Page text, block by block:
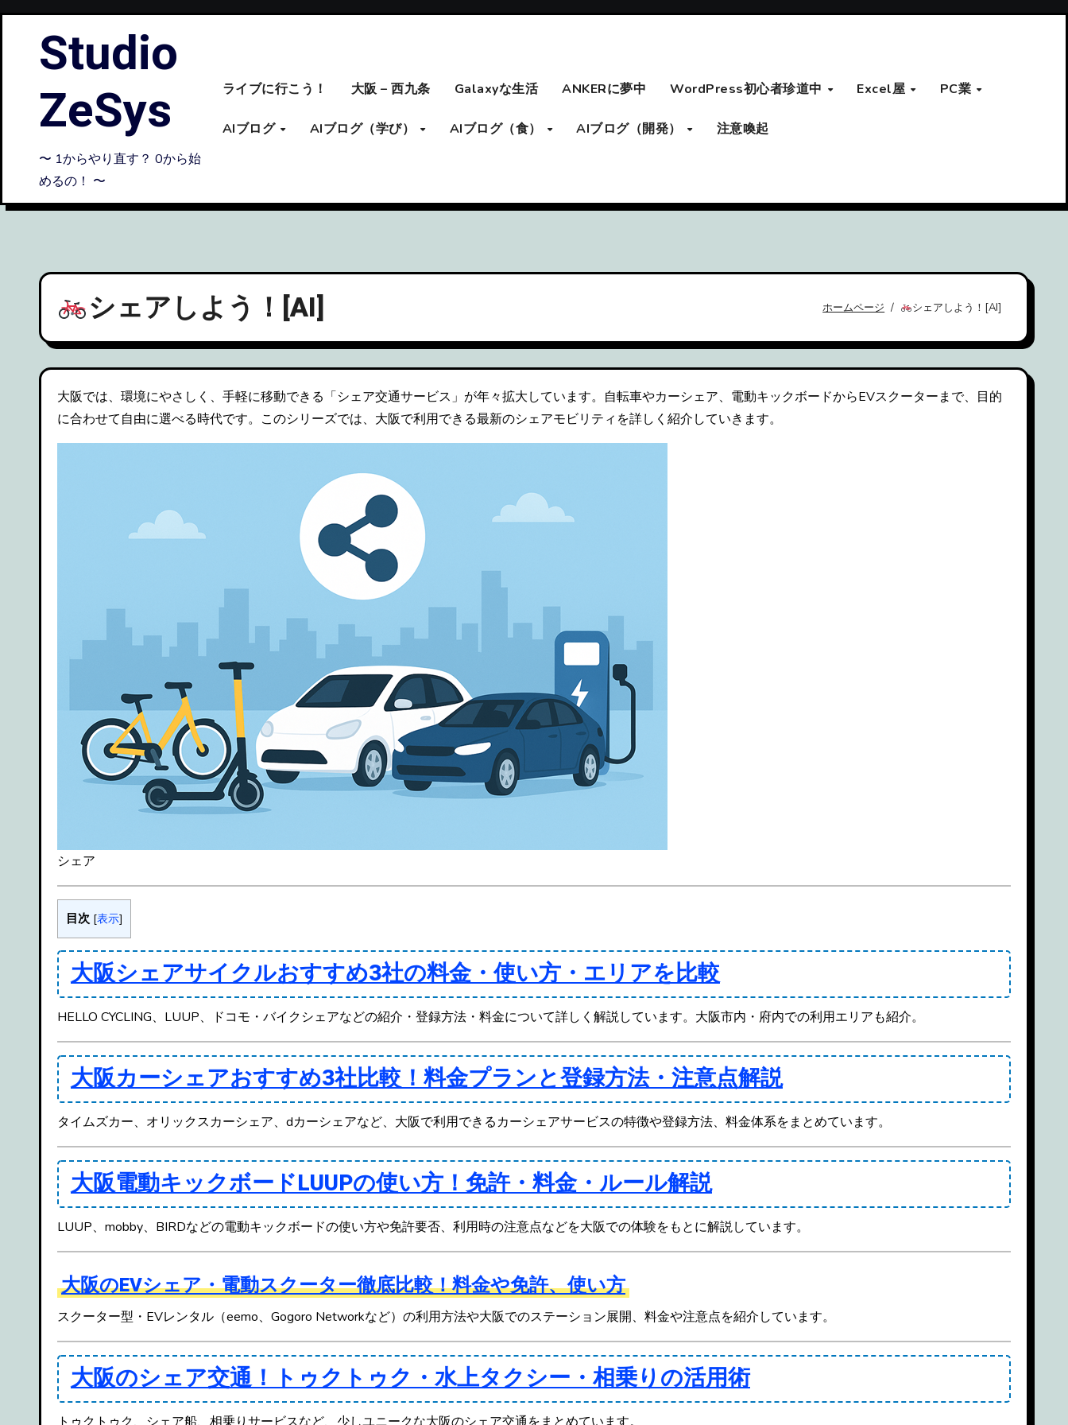
Studio
ZeSys
〜 1からやり直す？ 0から始
めるの！ 〜
ライブに行こう！ 大阪 – 西九条 Galaxyな生活 ANKERに夢中 WordPress初心者珍道中 Excel屋 PC業
AIブログ AIブログ（学び） AIブログ（食） AIブログ（開発） 注意喚起
シェアしよう！[AI] ホームページ シェアしよう！[AI]
大阪では、環境にやさしく、手軽に移動できる「シェア交通サービス」が年々拡大しています。自転車やカーシェア、電動キックボードからEVスクーターまで、目的
に合わせて自由に選べる時代です。このシリーズでは、大阪で利用できる最新のシェアモビリティを詳しく紹介していきます。
シェア
目次 [表示]
大阪シェアサイクルおすすめ3社の料金・使い方・エリアを比較
HELLO CYCLING、LUUP、ドコモ・バイクシェアなどの紹介・登録方法・料金について詳しく解説しています。大阪市内・府内での利用エリアも紹介。
大阪カーシェアおすすめ3社比較！料金プランと登録方法・注意点解説
タイムズカー、オリックスカーシェア、dカーシェアなど、大阪で利用できるカーシェアサービスの特徴や登録方法、料金体系をまとめています。
大阪電動キックボードLUUPの使い方！免許・料金・ルール解説
LUUP、mobby、BIRDなどの電動キックボードの使い方や免許要否、利用時の注意点などを大阪での体験をもとに解説しています。
大阪のEVシェア・電動スクーター徹底比較！料金や免許、使い方
スクーター型・EVレンタル（eemo、Gogoro Networkなど）の利用方法や大阪でのステーション展開、料金や注意点を紹介しています。
大阪のシェア交通！トゥクトゥク・水上タクシー・相乗りの活用術